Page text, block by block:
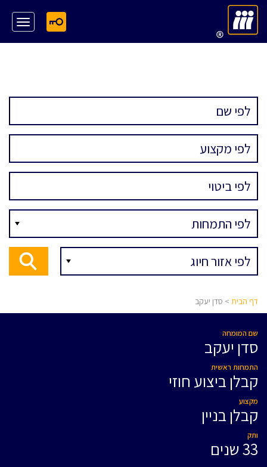
דף הבית > סדן יעקב
שם המומחה
סדן יעקב
התמחות ראשית
קבלן ביצוע חוזי
מקצוע
קבלן בניין
ותק
33 שנים